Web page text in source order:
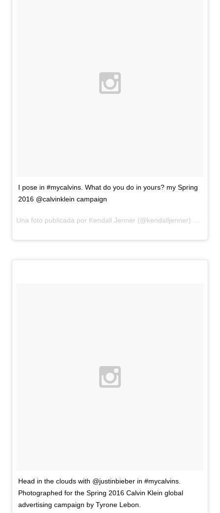
I pose in #mycalvins. What do you do in yours? my Spring
2016 @calvinklein campaign
Head in the clouds with @justinbieber in #mycalvins.
Photographed for the Spring 2016 Calvin Klein global
advertising campaign by Tyrone Lebon.